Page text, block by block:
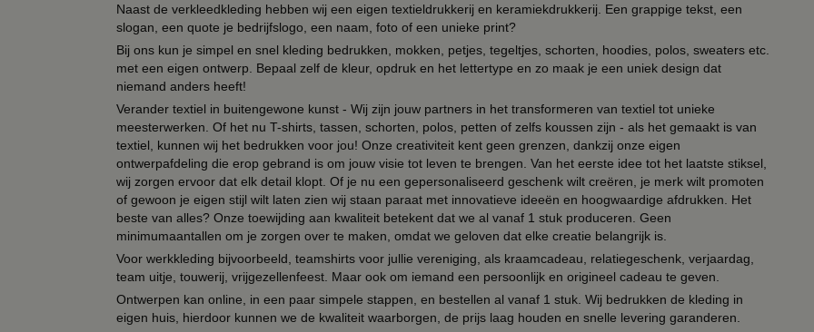
Naast de verkleedkleding hebben wij een eigen textieldrukkerij en keramiekdrukkerij. Een grappige tekst, een
slogan, een quote je bedrijfslogo, een naam, foto of een unieke print?
Bij ons kun je simpel en snel kleding bedrukken, mokken, petjes, tegeltjes, schorten, hoodies, polos, sweaters etc.
met een eigen ontwerp. Bepaal zelf de kleur, opdruk en het lettertype en zo maak je een uniek design dat
niemand anders heeft!
Verander textiel in buitengewone kunst - Wij zijn jouw partners in het transformeren van textiel tot unieke
meesterwerken. Of het nu T-shirts, tassen, schorten, polos, petten of zelfs koussen zijn - als het gemaakt is van
textiel, kunnen wij het bedrukken voor jou! Onze creativiteit kent geen grenzen, dankzij onze eigen
ontwerpafdeling die erop gebrand is om jouw visie tot leven te brengen. Van het eerste idee tot het laatste stiksel,
wij zorgen ervoor dat elk detail klopt. Of je nu een gepersonaliseerd geschenk wilt creëren, je merk wilt promoten
of gewoon je eigen stijl wilt laten zien wij staan paraat met innovatieve ideeën en hoogwaardige afdrukken. Het
beste van alles? Onze toewijding aan kwaliteit betekent dat we al vanaf 1 stuk produceren. Geen
minimumaantallen om je zorgen over te maken, omdat we geloven dat elke creatie belangrijk is.
Voor werkkleding bijvoorbeeld, teamshirts voor jullie vereniging, als kraamcadeau, relatiegeschenk, verjaardag,
team uitje, touwerij, vrijgezellenfeest. Maar ook om iemand een persoonlijk en origineel cadeau te geven.
Ontwerpen kan online, in een paar simpele stappen, en bestellen al vanaf 1 stuk. Wij bedrukken de kleding in
eigen huis, hierdoor kunnen we de kwaliteit waarborgen, de prijs laag houden en snelle levering garanderen.